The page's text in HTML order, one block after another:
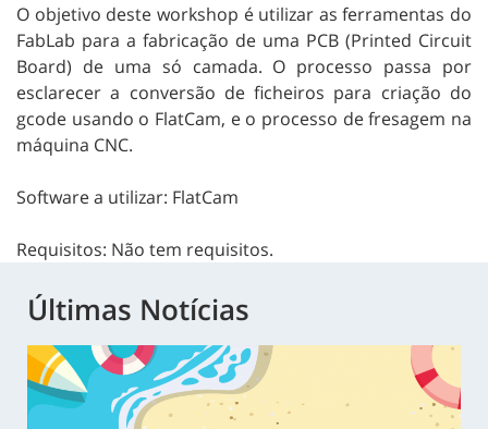
O objetivo deste workshop é utilizar as ferramentas do
FabLab para a fabricação de uma PCB (Printed Circuit
Board) de uma só camada. O processo passa por
esclarecer a conversão de ficheiros para criação do
gcode usando o FlatCam, e o processo de fresagem na
máquina CNC.
Software a utilizar: FlatCam
Requisitos: Não tem requisitos.
Últimas Notícias